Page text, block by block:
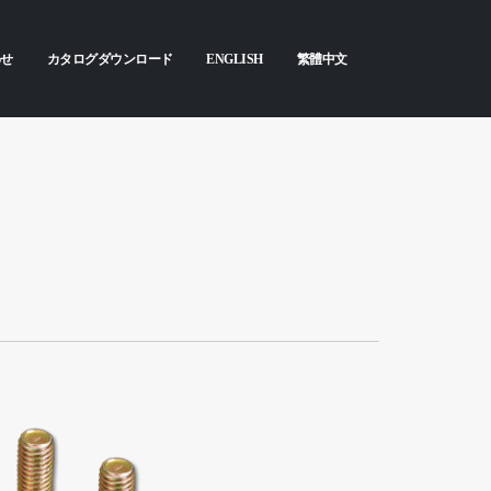
カタログダウンロード ENGLISH 繁體中文